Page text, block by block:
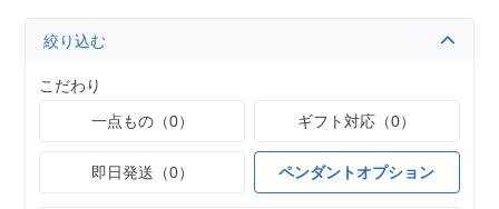
絞り込む
こだわり
一点もの（0）
ギフト対応（0）
即日発送（0） ペンダントオプション